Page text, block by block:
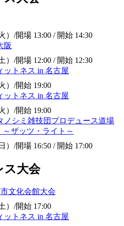
） /開場 13:00 / 開始 14:30
阪
） /開場 12:00 / 開始 12:30
ットネス in 名古屋
） /開始 19:00
ットネス in 名古屋
） /開始 19:00
ノシミ雑技団プロデュース道場
ザッツ・ライト～
） /開場 16:50 / 開始 17:00
ス大会
文化会館大会
） /開始 17:00
ットネス in 名古屋